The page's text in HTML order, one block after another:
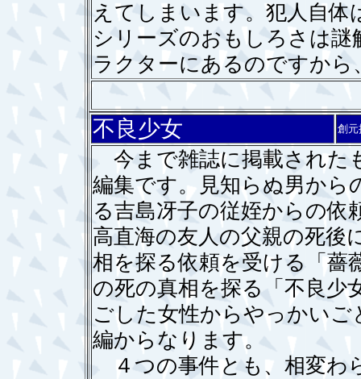
えてしまいます。犯人自
シリーズのおもしろさは
ラクターにあるのですか
不良少女 創元
今まで雑誌に掲載された
編集です。見知らぬ男から
る吉島冴子の従姪からの依
高直海の友人の父親の死後
相を探る依頼を受ける「薔
の死の真相を探る「不良少
ごした女性からやっかい
編からなります。
４つの事件とも、相変わ